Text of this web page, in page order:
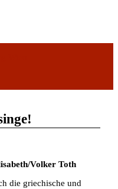
Volker Toth
die griechische und